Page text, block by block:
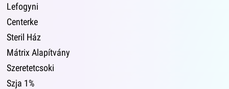
Lefogyni
Centerke
Steril Ház
Mátrix Alapítvány
Szeretetcsoki
Szja 1%